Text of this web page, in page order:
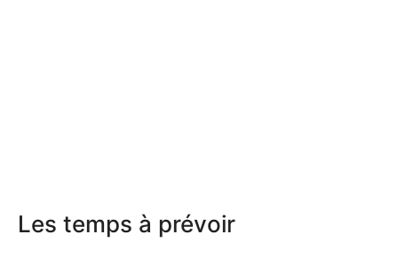
Les temps à prévoir